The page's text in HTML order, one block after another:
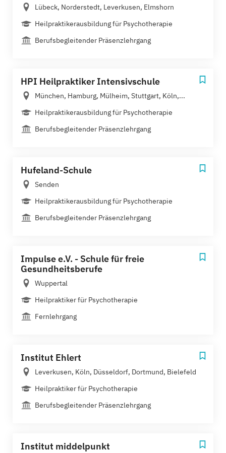
Lübeck, Norderstedt, Leverkusen, Elmshorn
Heilpraktikerausbildung für Psychotherapie
Berufsbegleitender Präsenzlehrgang
HPI Heilpraktiker Intensivschule
München, Hamburg, Mülheim, Stuttgart, Köln,...
Heilpraktikerausbildung für Psychotherapie
Berufsbegleitender Präsenzlehrgang
Hufeland-Schule
Senden
Heilpraktikerausbildung für Psychotherapie
Berufsbegleitender Präsenzlehrgang
Impulse e.V. - Schule für freie
Gesundheitsberufe
Wuppertal
Heilpraktiker für Psychotherapie
Fernlehrgang
Institut Ehlert
Leverkusen, Köln, Düsseldorf, Dortmund, Bielefeld
Heilpraktiker für Psychotherapie
Berufsbegleitender Präsenzlehrgang
Institut middelpunkt